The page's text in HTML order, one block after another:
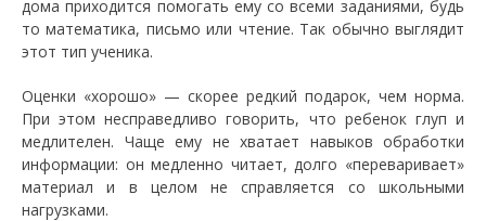
дома приходится помогать ему со всеми заданиями, будь
то математика, письмо или чтение. Так обычно выглядит
этот тип ученика.
Оценки «хорошо» — скорее редкий подарок, чем норма.
При этом несправедливо говорить, что ребенок глуп и
медлителен. Чаще ему не хватает навыков обработки
информации: он медленно читает, долго «переваривает»
материал и в целом не справляется со школьными
нагрузками.